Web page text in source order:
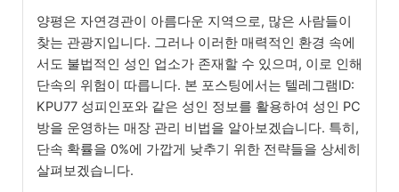
양평은 자연경관이 아름다운 지역으로, 많은 사람들이
찾는 관광지입니다. 그러나 이러한 매력적인 환경 속에
서도 불법적인 성인 업소가 존재할 수 있으며, 이로 인해
단속의 위험이 따릅니다. 본 포스팅에서는 텔레그램ID:
KPU77 성피인포와 같은 성인 정보를 활용하여 성인 PC
방을 운영하는 매장 관리 비법을 알아보겠습니다. 특히,
단속 확률을 0%에 가깝게 낮추기 위한 전략들을 상세히
살펴보겠습니다.